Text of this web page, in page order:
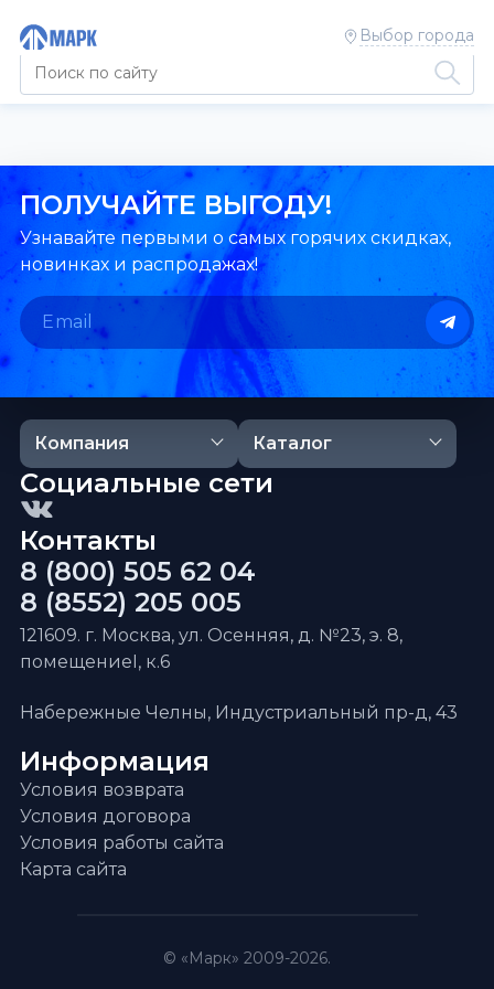
Выбор города
ПОЛУЧАЙТЕ ВЫГОДУ!
Узнавайте первыми о самых горячих скидках,
новинках и распродажах!
Компания Каталог
Информация
Условия возврата
Условия договора
Условия работы сайта
Карта сайта
Контакты
8 (800) 505 62 04
8 (8552) 205 005
121609. г. Москва, ул. Осенняя, д. №23, э. 8,
помещениеI, к.6
Набережные Челны, Индустриальный пр-д, 43
Социальные сети
© «Марк» 2009-2026.